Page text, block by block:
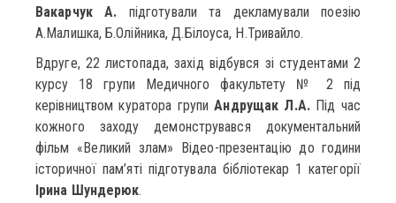
Вакарчук А. підготували та декламували поезію
А.Малишка, Б.Олійника, Д.Білоуса, Н.Тривайло.
Вдруге, 22 листопада, захід відбувся зі студентами 2
курсу 18 групи Медичного факультету № 2 під
керівництвом куратора групи Андрущак Л.А.Під час
кожного заходу демонструвався документальний
фільм «Великий злам» Відео-презентацію до години
історичної пам’яті підготувала бібліотекар 1 категорії
Ірина Шундерюк.